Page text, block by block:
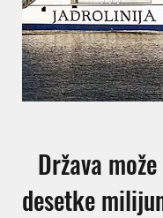
Država
desetke